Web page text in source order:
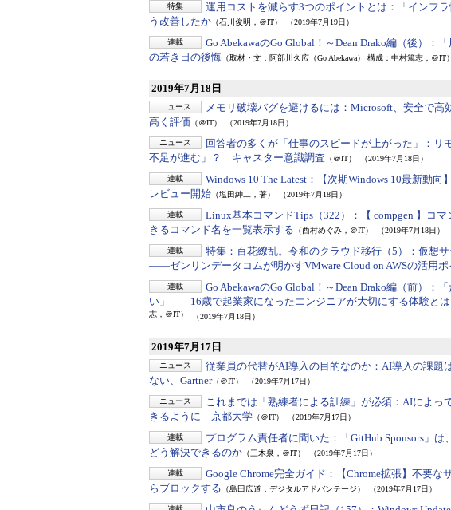
特集 運用コストを減らす3つのポイントとは：
「インフ
う改善したか （石川俊明，＠IT） （2019年7月19日）
連載 Go AbekawaのGo Global！～Dean Drako編（後）：
の若き日の後悔 （取材・文：阿部川久広（Go Abekawa） 構成：中村篤志，＠IT）
2019年7月18日
ニュース メモリ破壊バグを避けるには： Microsoft、安全で高
高く評価 （＠IT） （2019年7月18日）
ニュース 回答者の多くが「仕事のスピードが上がった」： リ
不足が進む」？ キャスター意識調査 （＠IT） （2019年7月18日）
連載 Windows 10 The Latest：
【次期Windows 10最新動
レビュー開始 （塩田紳二，著） （2019年7月18日）
連載 Linux基本コマンドTips（322）：
【 compgen 】コ
きるコマンド名を一覧表示する （西村めぐみ，＠IT） （2019年7月18日）
連載 特集：百花繚乱。令和のクラウド移行（5）： 仮想
――ゼンリンデータコムが明かすVMware Cloud on AWSの活用ポ
連載 Go AbekawaのGo Global！～Dean Drako編（前）：
い」――16歳で起業家になったエンジニアが大切にする体験とは
志，＠IT） （2019年7月18日）
2019年7月17日
ニュース 従業員の代替がAI導入の目的なのか： AI導入の課題
ない、Gartner（＠IT） （2019年7月17日）
ニュース これまでは「熟練者による訓練」が必須： AIによっ
きるように 京都大学 （＠IT） （2019年7月17日）
連載 プログラム責任者に聞いた：
「GitHub Sponsors」
どう解決できるのか （三木泉，＠IT） （2019年7月17日）
連載 Google Chrome完全ガイド：
【Chrome拡張】不要
らブロックする （島田広道，デジタルアドバンテージ） （2019年7月17日）